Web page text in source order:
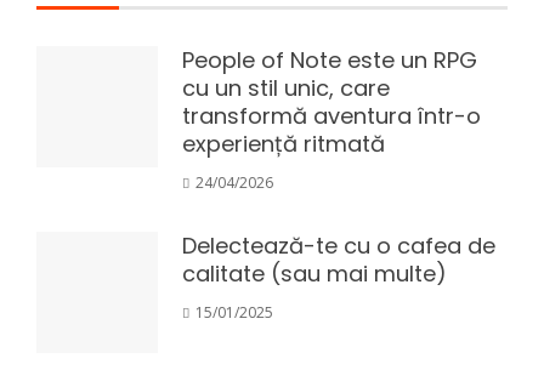
People of Note este un RPG
cu un stil unic, care
transformă aventura într-o
experiență ritmată
24/04/2026
Delectează-te cu o cafea de
calitate (sau mai multe)
15/01/2025